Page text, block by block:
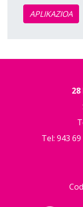
APLIKAZIOA
Tel: 943